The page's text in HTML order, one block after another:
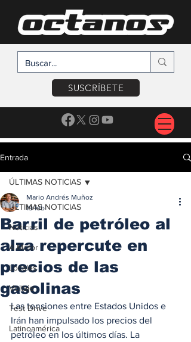
SUSCRÍBETE
Entrada
ÚLTIMAS NOTICIAS
Noticias
A Motor
Locales
Voltaje
Test Drive
Latinoamérica
ÚLTIMAS NOTICIAS
Barril de petróleo al
alza repercute en
precios de las
gasolinas
Mario Andrés Muñoz
19 feb
Las tensiones entre Estados Unidos e
Irán han impulsado los precios del
petróleo en los últimos días. La